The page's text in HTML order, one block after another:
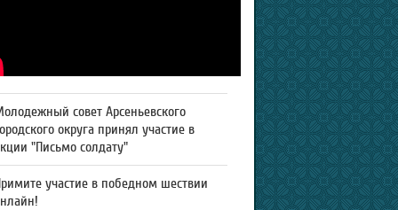
совет Арсеньевского
округа принял участие в
"Письмо солдату"
участие в победном шествии